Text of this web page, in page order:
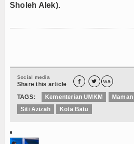
Sholeh Alek).
Social media
Share this article   wa
TAGS: Kementerian UMKM
Siti Azizah
Kota Batu